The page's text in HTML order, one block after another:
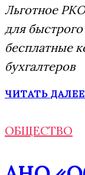
Льготное
для быстрого
бесплатные
бухгалтеров
ЧИТАТЬ ДАЛЕЕ
ОБЩЕСТВО